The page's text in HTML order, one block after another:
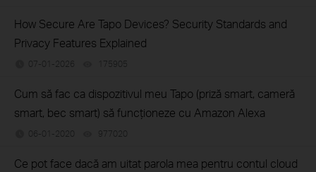
How Secure Are Tapo Devices? Security Standards and
Privacy Features Explained
07-01-2026 175905
Cum să fac ca dispozitivul meu Tapo (priză smart, cameră
smart, bec smart) să funcționeze cu Amazon Alexa
06-01-2020 977020
Ce pot face dacă am uitat parola mea pentru contul cloud